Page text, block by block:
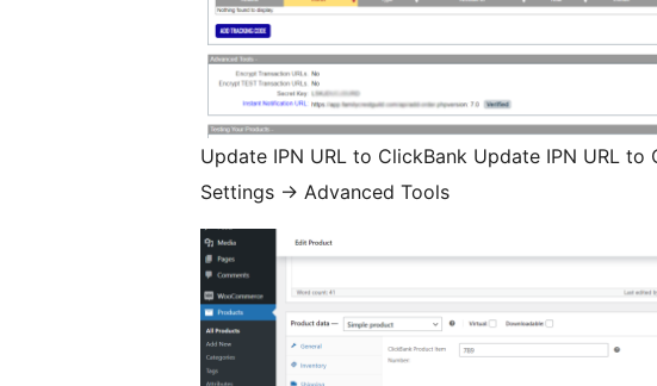
Update IPN URL to ClickBank Update IPN URL to
Settings -> Advanced Tools